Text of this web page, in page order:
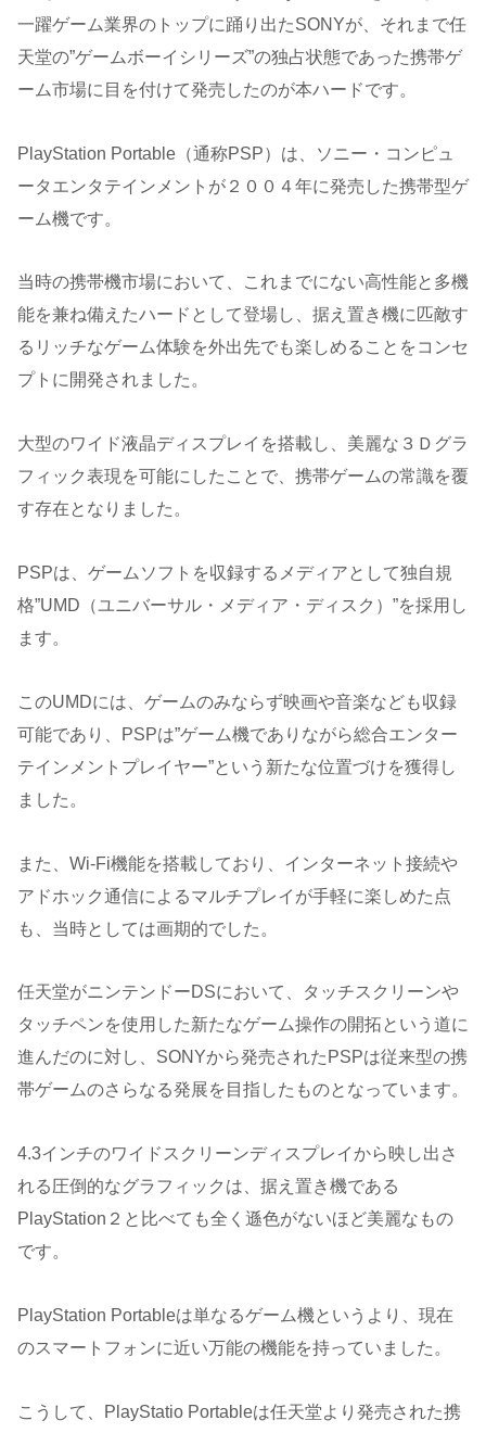
一躍ゲーム業界のトップに踊り出たSONYが、それまで任
天堂の”ゲームボーイシリーズ”の独占状態であった携帯ゲ
ーム市場に目を付けて発売したのが本ハードです。
PlayStation Portable（通称PSP）は、ソニー・コンピュ
ータエンタテインメントが２００４年に発売した携帯型ゲ
ーム機です。
当時の携帯機市場において、これまでにない高性能と多機
能を兼ね備えたハードとして登場し、据え置き機に匹敵す
るリッチなゲーム体験を外出先でも楽しめることをコンセ
プトに開発されました。
大型のワイド液晶ディスプレイを搭載し、美麗な３Ｄグラ
フィック表現を可能にしたことで、携帯ゲームの常識を覆
す存在となりました。
PSPは、ゲームソフトを収録するメディアとして独自規
格”UMD（ユニバーサル・メディア・ディスク）”を採用し
ます。
このUMDには、ゲームのみならず映画や音楽なども収録
可能であり、PSPは”ゲーム機でありながら総合エンター
テインメントプレイヤー”という新たな位置づけを獲得し
ました。
また、Wi-Fi機能を搭載しており、インターネット接続や
アドホック通信によるマルチプレイが手軽に楽しめた点
も、当時としては画期的でした。
任天堂がニンテンドーDSにおいて、タッチスクリーンや
タッチペンを使用した新たなゲーム操作の開拓という道に
進んだのに対し、SONYから発売されたPSPは従来型の携
帯ゲームのさらなる発展を目指したものとなっています。
4.3インチのワイドスクリーンディスプレイから映し出さ
れる圧倒的なグラフィックは、据え置き機である
PlayStation２と比べても全く遜色がないほど美麗なもの
です。
PlayStation Portableは単なるゲーム機というより、現在
のスマートフォンに近い万能の機能を持っていました。
こうして、PlayStatio Portableは任天堂より発売された携